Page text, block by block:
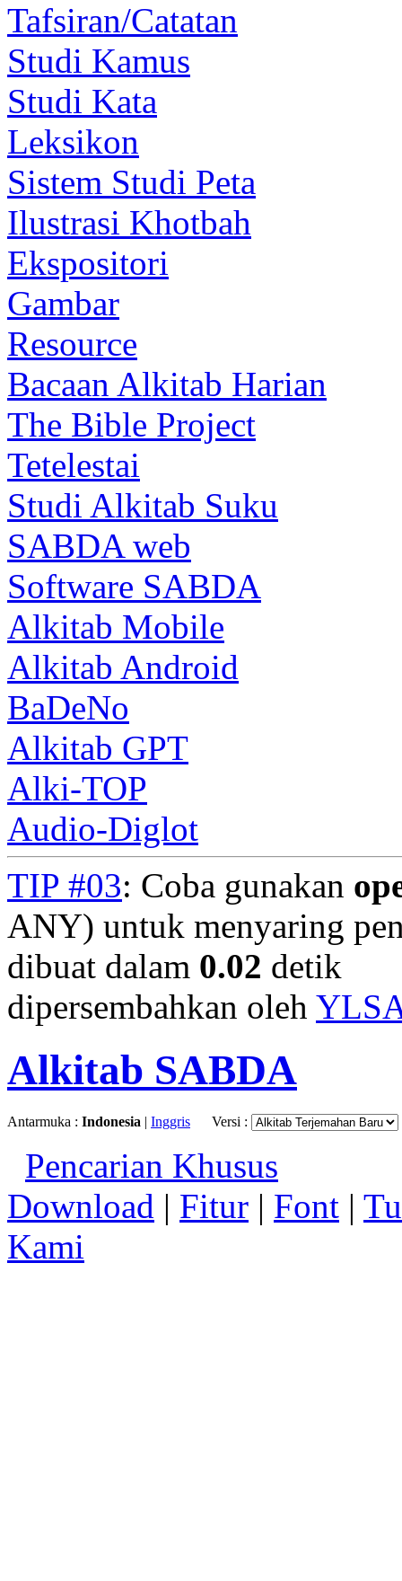
Tafsiran/Catatan
Studi Kamus
Studi Kata
Leksikon
Sistem Studi Peta
Ilustrasi Khotbah
Ekspositori
Gambar
Resource
Bacaan Alkitab Harian
The Bible Project
Tetelestai
Studi Alkitab Suku
SABDA web
Software SABDA
Alkitab Mobile
Alkitab Android
BaDeNo
Alkitab GPT
Alki-TOP
Audio-Diglot
TIP #03: Coba gunakan
ANY) untuk menyaring
dibuat dalam 0.02 detik
dipersembahkan oleh
Alkitab SABDA
Antarmuka : Indonesia | Inggris Versi :
Pencarian Khusus
Download | Fitur | Font |
Kami